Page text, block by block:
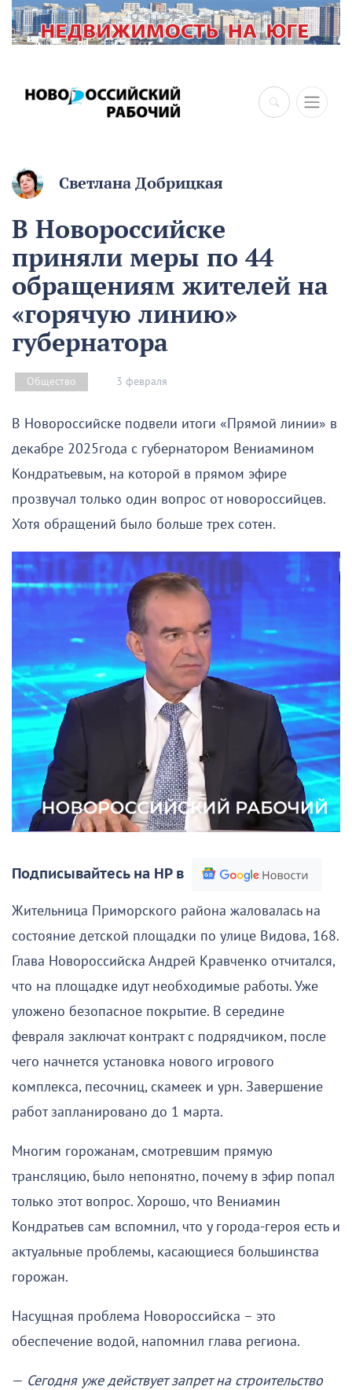
×
Светлана Добрицкая
В Новороссийске
приняли меры по 44
обращениям жителей на
«горячую линию»
губернатора
Общество 3 февраля
В Новороссийске подвели итоги «Прямой линии» в
декабре 2025года с губернатором Вениамином
Кондратьевым, на которой в прямом эфире
прозвучал только один вопрос от новороссийцев.
Хотя обращений было больше трех сотен.
Подписывайтесь на НР в
Жительница Приморского района жаловалась на
состояние детской площадки по улице Видова, 168.
Глава Новороссийска Андрей Кравченко отчитался,
что на площадке идут необходимые работы. Уже
уложено безопасное покрытие. В середине
февраля заключат контракт с подрядчиком, после
чего начнется установка нового игрового
комплекса, песочниц, скамеек и урн. Завершение
работ запланировано до 1 марта.
Многим горожанам, смотревшим прямую
трансляцию, было непонятно, почему в эфир попал
только этот вопрос. Хорошо, что Вениамин
Кондратьев сам вспомнил, что у города-героя есть и
актуальные проблемы, касающиеся большинства
горожан.
Насущная проблема Новороссийска – это
обеспечение водой, напомнил глава региона.
— Сегодня уже действует запрет на строительство